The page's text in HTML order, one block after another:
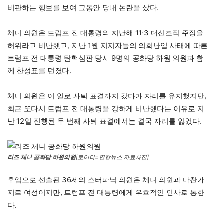
비판하는 행보를 보여 그동안 당내 논란을 샀다.
체니 의원은 트럼프 전 대통령의 지난해 11·3 대선조작 주장을
허위라고 비난했고, 지난 1월 지지자들의 의회난입 사태에 따른
트럼프 전 대통령 탄핵심판 당시 9명의 공화당 하원 의원과 함
께 찬성표를 던졌다.
체니 의원은 이 일로 사퇴 표결까지 갔다가 자리를 유지했지만,
최근 또다시 트럼프 전 대통령을 강하게 비난했다는 이유로 지
난 12일 진행된 두 번째 사퇴 표결에서는 결국 자리를 잃었다.
리즈 체니 공화당 하원의원[로이터=연합뉴스 자료사진]
후임으로 선출된 36세의 스터파닉 의원은 체니 의원과 마찬가
지로 여성이지만, 트럼프 전 대통령에게 우호적인 인사로 통한
다.